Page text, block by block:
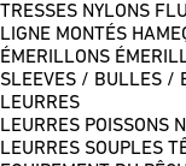
TRESSES NYLONS
LIGNE MONTÉS
ÉMERILLONS
SLEEVES / BULLES /
LEURRES
LEURRES POISSONS
LEURRES SOUPLES